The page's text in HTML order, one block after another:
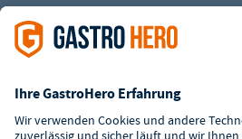
Kundenservice
Kontaktformular